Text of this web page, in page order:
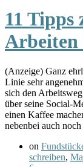
11 Tipps
Arbeiten
(Anzeige) Ganz
Linie sehr
sich den
über seine Social-
einen Kaffee
nebenbei auch
on
schreiben,